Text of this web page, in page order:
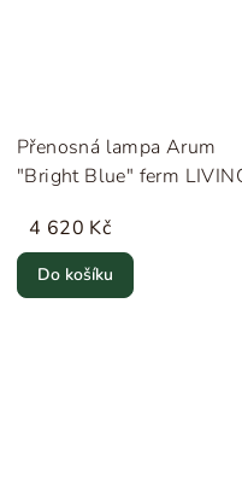
Přenosná lampa Arum
"Bright Blue" ferm
4 620 Kč
Do košíku